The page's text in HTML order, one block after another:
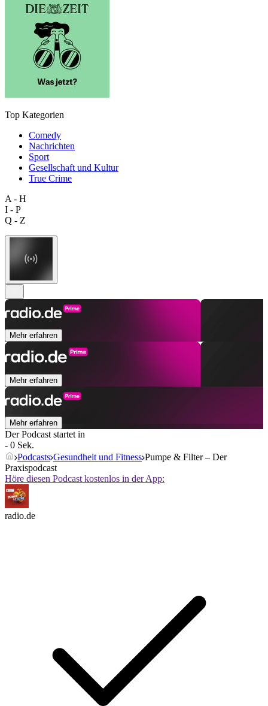
Top Kategorien
Comedy
Nachrichten
Sport
Gesellschaft und Kultur
True Crime
A - H
I - P
Q - Z
Mehr erfahren
Mehr erfahren
Mehr erfahren
Der Podcast startet in
- 0 Sek.
Podcasts Gesundheit und Fitness Pumpe & Filter – Der
Praxispodcast
Höre diesen Podcast kostenlos in der App:
radio.de